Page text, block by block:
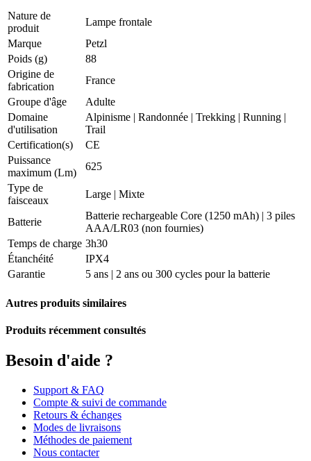
Nature de
produit
Lampe frontale
Marque
Petzl
Poids (g)
88
Origine de
fabrication
France
Groupe d'âge
Adulte
Domaine
d'utilisation
Alpinisme | Randonnée | Trekking | Running |
Trail
Certification(s)
CE
Puissance
maximum (Lm)
625
Type de
faisceaux
Large | Mixte
Batterie
Batterie rechargeable Core (1250 mAh) | 3 piles
AAA/LR03 (non fournies)
Temps de charge 3h30
Étanchéité
IPX4
Garantie
5 ans | 2 ans ou 300 cycles pour la batterie
Autres produits similaires
Produits récemment consultés
Besoin d'aide ?
Support & FAQ
Compte & suivi de commande
Retours & échanges
Modes de livraisons
Méthodes de paiement
Nous contacter